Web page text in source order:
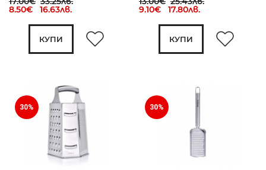
8.50€ 16.63лв.
КУПИ
9.10€ 17.80лв.
КУПИ
30% 30%